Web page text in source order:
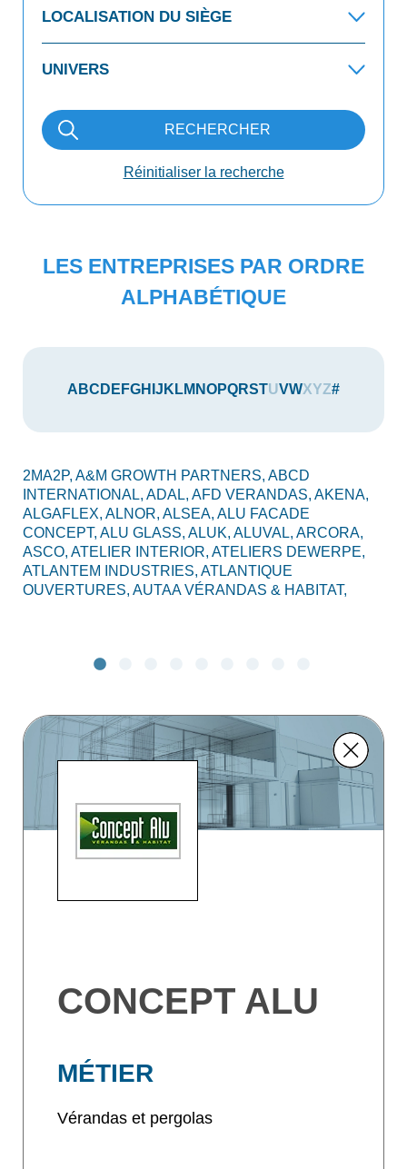
RECHERCHER
Réinitialiser la recherche
LES ENTREPRISES PAR ORDRE
ALPHABÉTIQUE
A BC D E FGH J K LM NOPQRSTUVWXYZ#
2MA2P, A&M GROWTH PARTNERS, ABCD
INTERNATIONAL, ADAL, AFD VERANDAS, AKENA,
ALGAFLEX, ALNOR, ALSEA, ALU FACADE
CONCEPT, ALU GLASS, ALUK, ALUVAL, ARCORA,
ASCO, ATELIER INTERIOR, ATELIERS DEWERPE,
ATLANTEM INDUSTRIES, ATLANTIQUE
OUVERTURES, AUTAA VÉRANDAS & HABITAT,
CONCEPT ALU
MÉTIER
Vérandas et pergolas